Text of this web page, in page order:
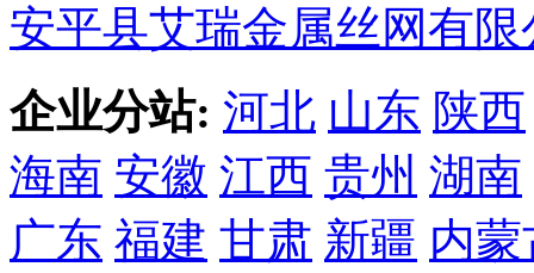
安平县艾瑞金属丝网有限
企业分站: 河北 山东 陕西
海南 安徽 江西 贵州 湖南
广东 福建 甘肃 新疆 内蒙